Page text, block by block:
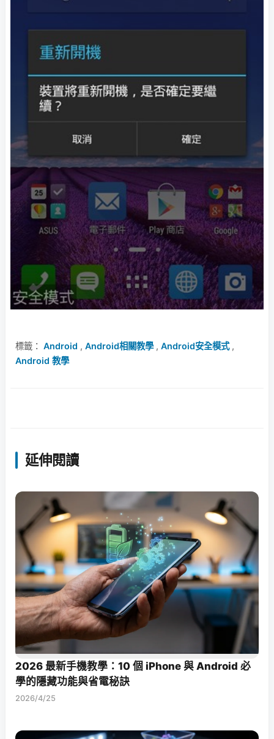
標籤： Android , Android相關教學, Android安全模式,
Android 教學
延伸閱讀
2026 最新手機教學：10 個 iPhone 與 Android 必
學的隱藏功能與省電秘訣
2026/4/25